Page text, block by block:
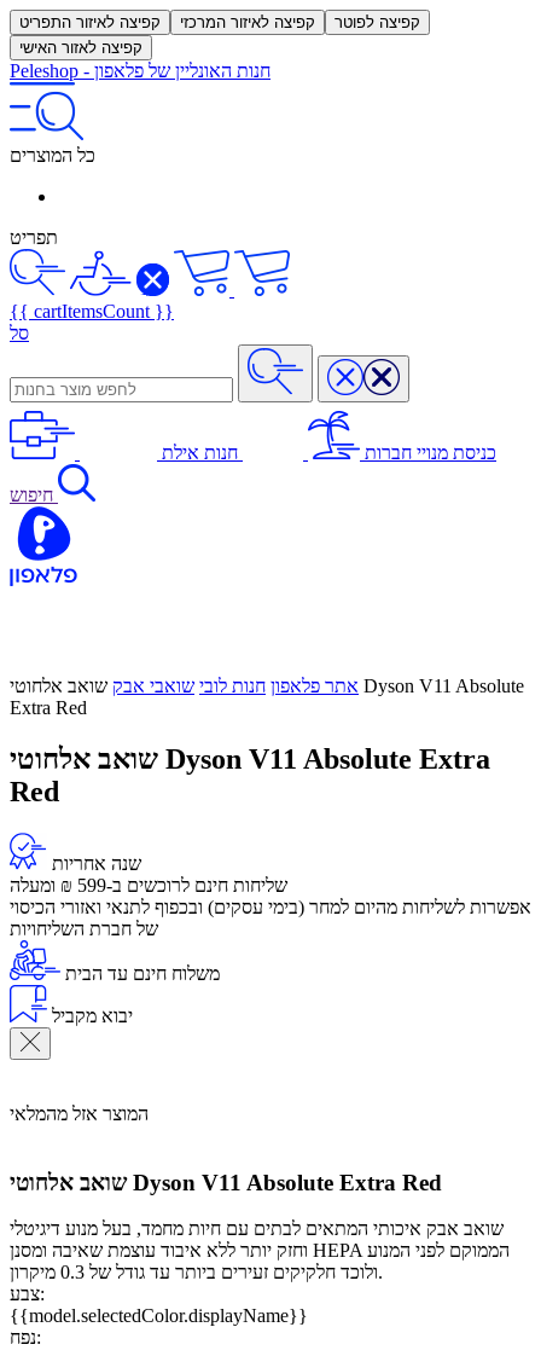
קפיצה לאיזור התפריט קפיצה לאיזור המרכזי
קפיצה לפוטר
קפיצה לאזור האישי
Peleshop - חנות האונליין של פלאפון
כל המוצרים
תפריט
{{ cartItemsCount }}
סל
כניסת מנויי חברות חנות אילת
חיפוש
אתר פלאפון חנות לובי שואבי אבק שואב אלחוטי Dyson V11 Absolute
Extra Red
שואב אלחוטי Dyson V11 Absolute Extra
Red
שנה אחריות
שליחות חינם לרוכשים ב-599 ₪ ומעלה
​אפשרות לשליחות מהיום למחר (בימי עסקים) ובכפוף לתנאי ואזורי הכיסוי
של חברת השליחויות
משלוח חינם עד הבית
יבוא מקביל
המוצר אזל מהמלאי
שואב אלחוטי Dyson V11 Absolute Extra Red
שואב אבק איכותי המתאים לבתים עם חיות מחמד, בעל מנוע דיגיטלי
וחזק יותר ללא איבוד עוצמת שאיבה ומסנן HEPA הממוקם לפני המנוע
ולוכד חלקיקים זעירים ביותר עד גודל של 0.3 מיקרון.
צבע:
{{model.selectedColor.displayName}}
נפח: